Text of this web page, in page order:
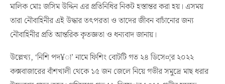
মালিক মোঃ জসিম উদ্দিন এর প্রতিনিধির নিকট হস্তান্তর করা হয়। এসময়
তারা নৌবাহিনীর এই উদ্ধার তৎপরতা ও তাদের জীবন বাচাঁনোর জন্য
নৌবাহিনীর প্রতি আন্তরিক কৃতজ্ঞতা ও ধন্যবাদ জানায়।
উল্লেখ্য, ‘নিশি পদ¥া’ নামে ফিশিং বোটটি গত ২৪ ডিসে¤¦র ২০২২
কক্সবাজারের বাঁশখালী থেকে ১৫ জন জেলে নিয়ে গভীর সমুদ্রে মাছ ধরার